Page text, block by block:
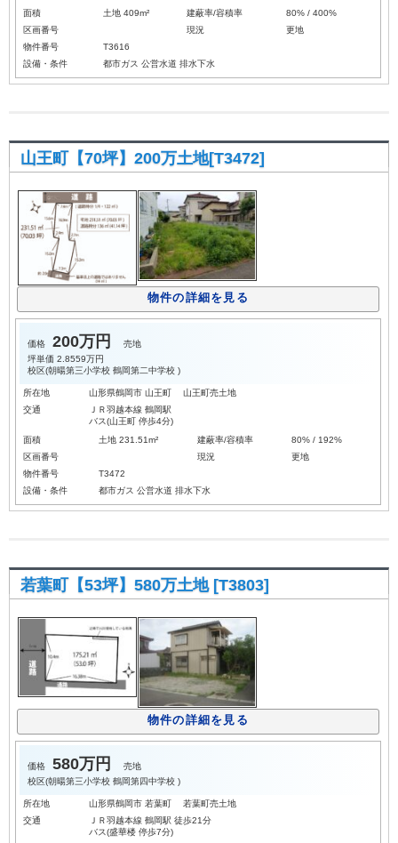
面積
土地 409m² 建蔽率/容積率
80% / 400%
区画番号
現況
更地
物件番号
T3616
設備・条件
都市ガス 公営水道 排水下水
山王町【70坪】200万土地[T3472]
物件の詳細を見る
価格 200万円
売地
坪単価 2.8559万円
校区(朝暘第三小学校 鶴岡第二中学校 )
所在地
山形県鶴岡市 山王町 山王町売土地
交通
ＪＲ羽越本線 鶴岡駅
バス(山王町 停歩4分)
面積
土地 231.51m² 建蔽率/容積率
80% / 192%
区画番号
現況
更地
物件番号
T3472
設備・条件
都市ガス 公営水道 排水下水
若葉町【53坪】580万土地 [T3803]
物件の詳細を見る
価格 580万円
売地
校区(朝暘第三小学校 鶴岡第四中学校 )
所在地
山形県鶴岡市 若葉町 若葉町売土地
交通
ＪＲ羽越本線 鶴岡駅 徒歩21分
バス(盛華楼 停歩7分)